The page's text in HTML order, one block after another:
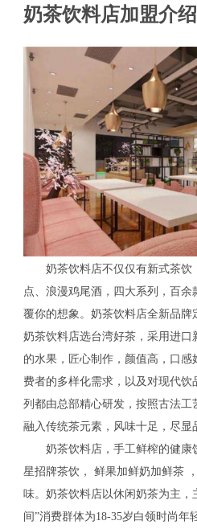
奶茶饮料店加盟介绍
奶茶饮料店不仅仅有新式茶饮
点、浪漫鸡尾酒，四大系列，百
覆你的想象。奶茶饮料店全新品牌
奶茶饮料店选台湾好茶，采用进口
的水果，匠心制作，颜值高，口
费者的多样化需求，以及对现代
列都由总部精心研发，按照古法工
融入传统茶元素，风味十足，尽显
奶茶饮料店，手工鲜榨的健康
星招牌茶饮， 鲜果加鲜奶加鲜茶
味。奶茶饮料店以休闲奶茶为主，
间”消费群体为18-35岁白领时尚年